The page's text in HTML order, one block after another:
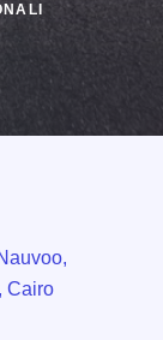
pagina
Cairo